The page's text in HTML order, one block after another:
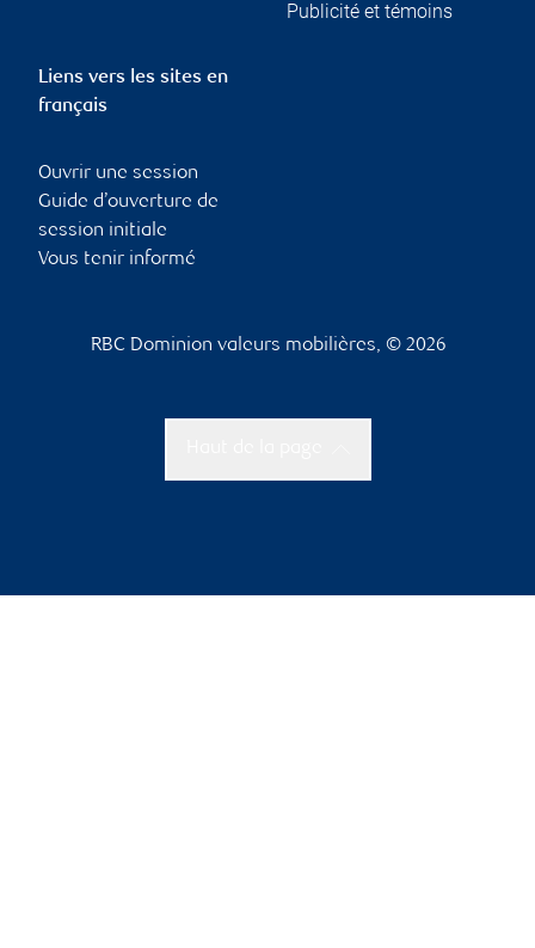
Publicité et témoins
Liens vers les sites en
français
Ouvrir une session
Guide d’ouverture de
session initiale
Vous tenir informé
RBC Dominion valeurs mobilières, © 2026